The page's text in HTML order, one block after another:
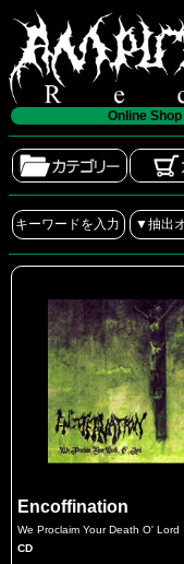
Online Shop
Encoffination
We Proclaim Your Death O' Lord
CD